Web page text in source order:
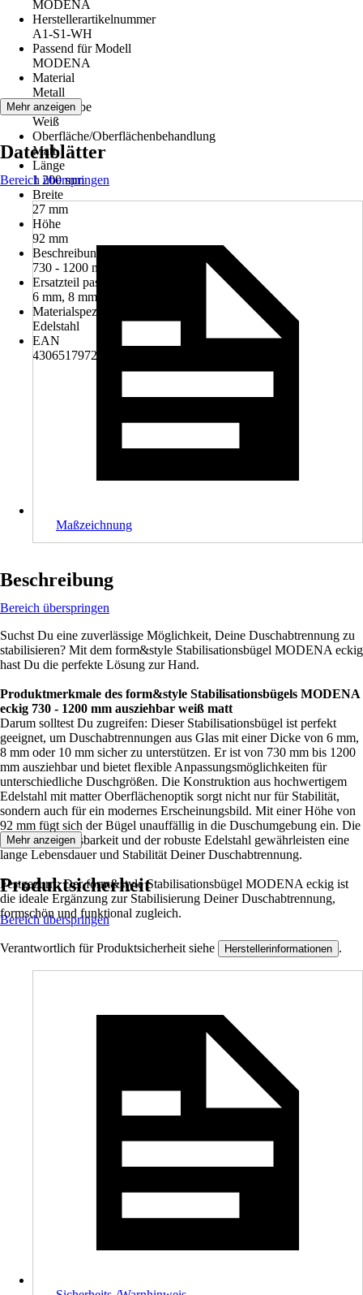
MODENA
Herstellerartikelnummer
A1-S1-WH
Passend für Modell
MODENA
Material
Metall
Grundfarbe
Weiß
Oberfläche/Oberflächenbehandlung
Matt
Länge
1 200 mm
Breite
27 mm
Höhe
92 mm
Beschreibung
730 - 1200 mm ausziehbar
Ersatzteil passend für
6 mm, 8 mm und 10 mm Glas
Materialspezifizierung
Edelstahl
EAN
4306517972660
Mehr anzeigen
Datenblätter
Bereich überspringen
Maßzeichnung
Beschreibung
Bereich überspringen
Suchst Du eine zuverlässige Möglichkeit, Deine Duschabtrennung zu
stabilisieren? Mit dem form&style Stabilisationsbügel MODENA eckig
hast Du die perfekte Lösung zur Hand.
Produktmerkmale des form&style Stabilisationsbügels MODENA
eckig 730 - 1200 mm ausziehbar weiß matt
Darum solltest Du zugreifen: Dieser Stabilisationsbügel ist perfekt
geeignet, um Duschabtrennungen aus Glas mit einer Dicke von 6 mm,
8 mm oder 10 mm sicher zu unterstützen. Er ist von 730 mm bis 1200
mm ausziehbar und bietet flexible Anpassungsmöglichkeiten für
unterschiedliche Duschgrößen. Die Konstruktion aus hochwertigem
Edelstahl mit matter Oberflächenoptik sorgt nicht nur für Stabilität,
sondern auch für ein modernes Erscheinungsbild. Mit einer Höhe von
92 mm fügt sich der Bügel unauffällig in die Duschumgebung ein. Die
einfache Anpassbarkeit und der robuste Edelstahl gewährleisten eine
lange Lebensdauer und Stabilität Deiner Duschabtrennung.
Festgezurrt: Der form&style Stabilisationsbügel MODENA eckig ist
die ideale Ergänzung zur Stabilisierung Deiner Duschabtrennung,
formschön und funktional zugleich.
Mehr anzeigen
Produktsicherheit
Bereich überspringen
Verantwortlich für Produktsicherheit siehe Herstellerinformationen .